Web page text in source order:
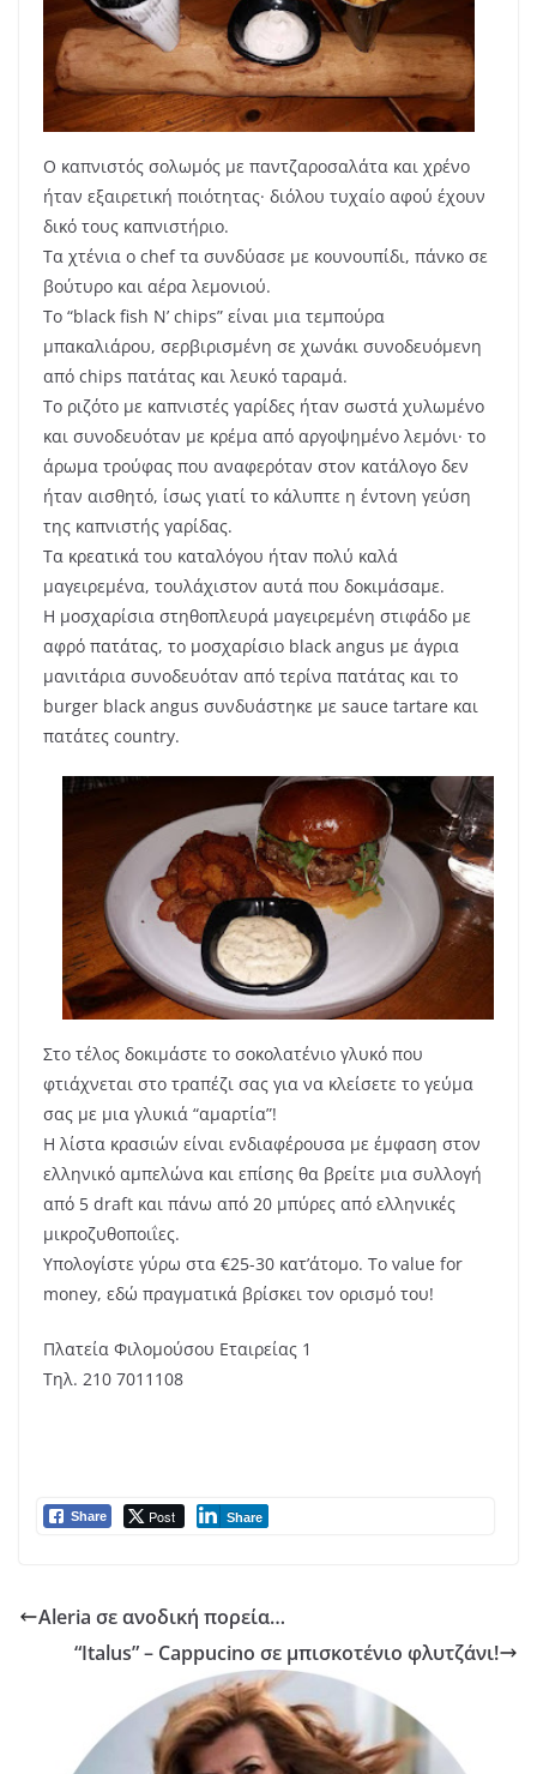
Ο καπνιστός σολωμός με παντζαροσαλάτα και χρένο
ήταν εξαιρετική ποιότητας· διόλου τυχαίο αφού έχουν
δικό τους καπνιστήριο.
Τα χτένια ο chef τα συνδύασε με κουνουπίδι, πάνκο σε
βούτυρο και αέρα λεμονιού.
Το “black fish N’ chips” είναι μια τεμπούρα
μπακαλιάρου, σερβιρισμένη σε χωνάκι συνοδευόμενη
από chips πατάτας και λευκό ταραμά.
Το ριζότο με καπνιστές γαρίδες ήταν σωστά χυλωμένο
και συνοδευόταν με κρέμα από αργοψημένο λεμόνι· το
άρωμα τρούφας που αναφερόταν στον κατάλογο δεν
ήταν αισθητό, ίσως γιατί το κάλυπτε η έντονη γεύση
της καπνιστής γαρίδας.
Τα κρεατικά του καταλόγου ήταν πολύ καλά
μαγειρεμένα, τουλάχιστον αυτά που δοκιμάσαμε.
Η μοσχαρίσια στηθοπλευρά μαγειρεμένη στιφάδο με
αφρό πατάτας, το μοσχαρίσιο black angus με άγρια
μανιτάρια συνοδευόταν από τερίνα πατάτας και το
burger black angus συνδυάστηκε με sauce tartare και
πατάτες country.
Στο τέλος δοκιμάστε το σοκολατένιο γλυκό που
φτιάχνεται στο τραπέζι σας για να κλείσετε το γεύμα
σας με μια γλυκιά “αμαρτία”!
Η λίστα κρασιών είναι ενδιαφέρουσα με έμφαση στον
ελληνικό αμπελώνα και επίσης θα βρείτε μια συλλογή
από 5 draft και πάνω από 20 μπύρες από ελληνικές
μικροζυθοποιΐες.
Υπολογίστε γύρω στα €25-30 κατ’άτομο. Το value for
money, εδώ πραγματικά βρίσκει τον ορισμό του!
Πλατεία Φιλομούσου Εταιρείας 1
Τηλ. 210 7011108
Share Post Share
Aleria σε ανοδική πορεία…
“Italus” – Cappucino σε μπισκοτένιο φλυτζάνι!